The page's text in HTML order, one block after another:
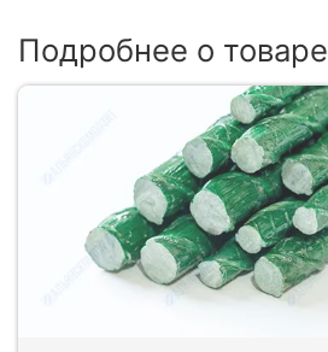
Подробнее о товаре